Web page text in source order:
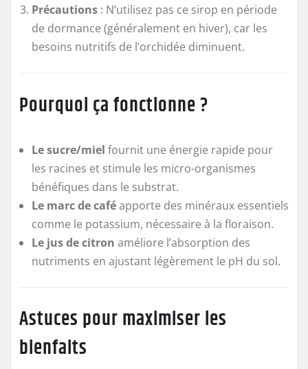
Précautions : N’utilisez pas ce sirop en période
de dormance (généralement en hiver), car les
besoins nutritifs de l’orchidée diminuent.
Pourquoi ça fonctionne ?
Le sucre/miel fournit une énergie rapide pour
les racines et stimule les micro-organismes
bénéfiques dans le substrat.
Le marc de caféapporte des minéraux essentiels
comme le potassium, nécessaire à la floraison.
Le jus de citron améliore l’absorption des
nutriments en ajustant légèrement le pH du sol.
Astuces pour maximiser les
bienfaits